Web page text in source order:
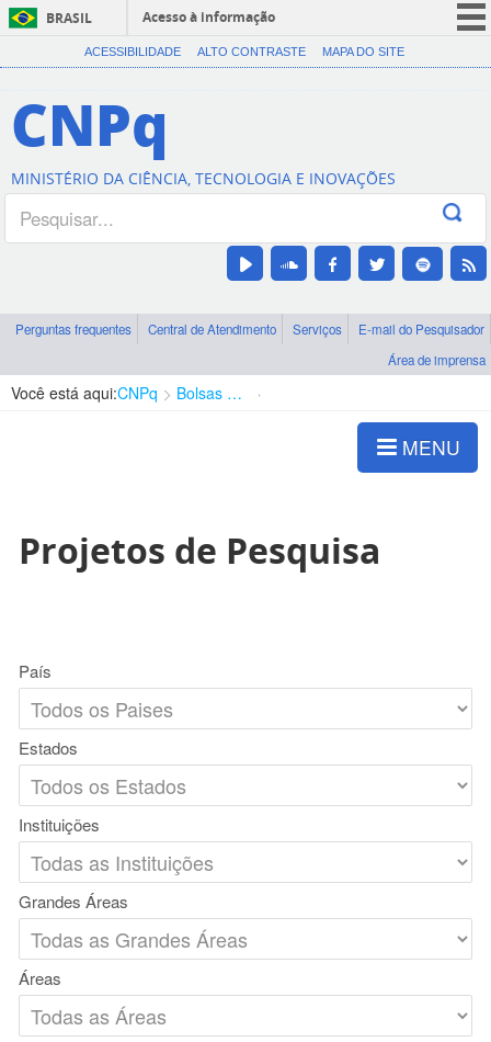
BRASIL
Acesso à informação
CORONAVÍRUS (COVID-19)
Canais
ACESSIBILIDADE ALTO CONTRASTE MAPA DO SITE
CNPq
MINISTÉRIO DA CIÊNCIA, TECNOLOGIA E INOVAÇÕES
Perguntas frequentes Central de Atendimento Serviços
E-mail do Pesquisador
Área de imprensa
Você está aqui:CNPq Bolsas e Auxílios Vigentes
MENU
Projetos de Pesquisa
País
Estados
Instituições
Grandes Áreas
Áreas